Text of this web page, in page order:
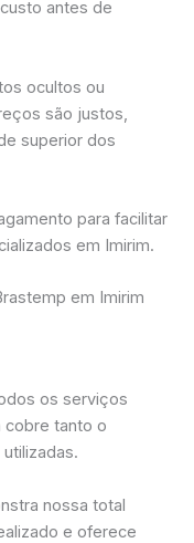
antes de
ocultos ou
são justos,
superior dos
para facilitar
em Imirim.
em Imirim
os serviços
cobre tanto o
nossa total
e oferece